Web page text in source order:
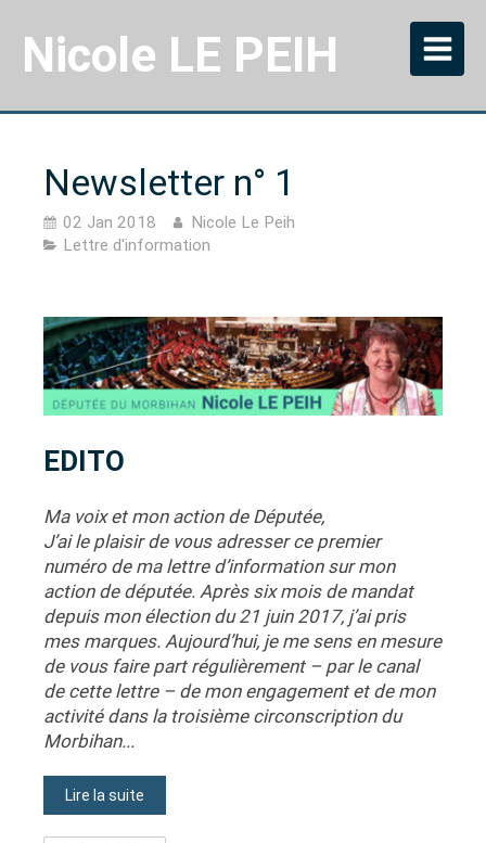
Nicole LE PEIH
Newsletter n° 1
02 Jan 2018
Nicole Le Peih
Lettre d'information
EDITO
Ma voix et mon action de Députée,
J’ai le plaisir de vous adresser ce premier
numéro de ma lettre d’information sur mon
action de députée. Après six mois de mandat
depuis mon élection du 21 juin 2017, j’ai pris
mes marques. Aujourd’hui, je me sens en mesure
de vous faire part régulièrement – par le canal
de cette lettre – de mon engagement et de mon
activité dans la troisième circonscription du
Morbihan...
Lire la suite